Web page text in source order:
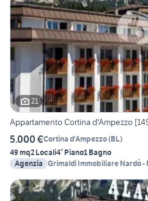
21
Appartamento Cortina d'Ampezzo
5.000 €Cortina d'Ampezzo(BL)
49 mq2 Locali4° Piano1 Bagno
Agenzia Grimaldi Immobiliare Nardò -